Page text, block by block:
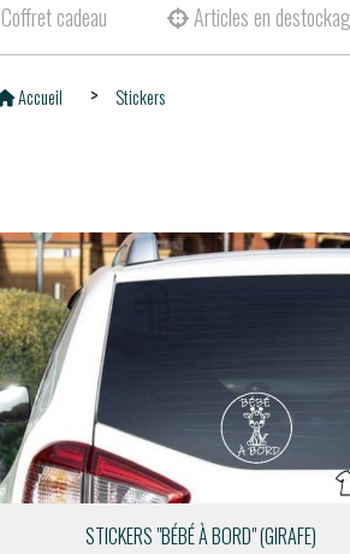
Coffret cadeau Articles en
Accueil Stickers
STICKERS "BÉBÉ À BORD" (GIRAFE)